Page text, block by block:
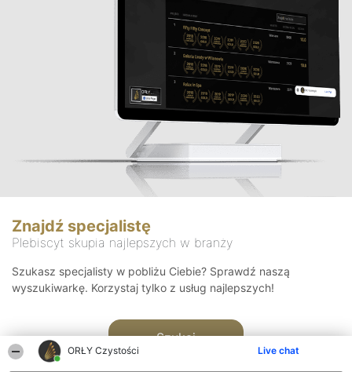
ORŁY Czystości Live chat
Znajdź specjalistę
Plebiscyt skupia najlepszych w branży
Szukasz specjalisty w pobliżu Ciebie? Sprawdź naszą
wyszukiwarkę. Korzystaj tylko z usług najlepszych!
Szukaj